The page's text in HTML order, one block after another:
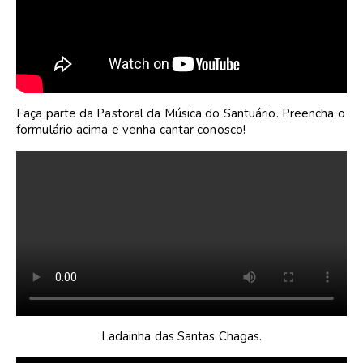
Faça parte da Pastoral da Música do Santuário. Preencha o
formulário acima e venha cantar conosco!
Ladainha das Santas Chagas.